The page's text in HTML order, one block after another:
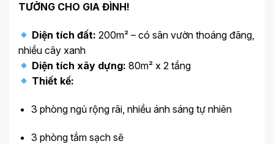
TƯỞNG CHO GIA ĐÌNH!
Diện tích đất: 200m² – có sân vườn thoáng đãng,
nhiều cây xanh
Diện tích xây dựng: 80m² x 2 tầng
Thiết kế:
3 phòng ngủ rộng rãi, nhiều ánh sáng tự nhiên
3 phòng tắm sạch sẽ